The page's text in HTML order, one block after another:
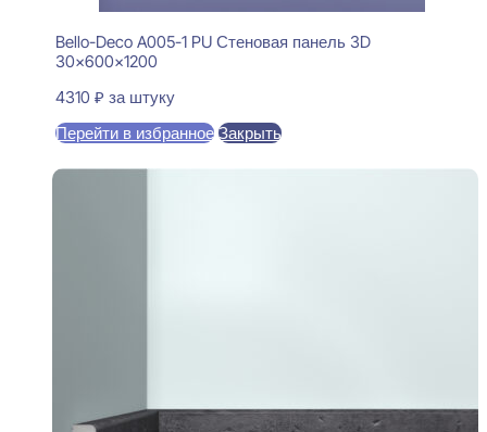
Bello-Deco A005-1 PU Стеновая панель 3D
30x600x1200
4310 ₽ за штуку
Перейти в избранное Закрыть